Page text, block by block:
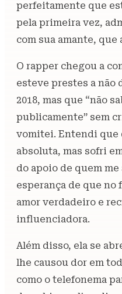
perfeitamente que
pela primeira vez,
com sua amante, que
O rapper chegou a
esteve prestes a não
2018, mas que “não
publicamente” sem
vomitei. Entendi que
absoluta, mas sofri
do apoio de quem
esperança de que no
amor verdadeiro e
influenciadora.
Além disso, ela se
lhe causou dor em
como o telefonema